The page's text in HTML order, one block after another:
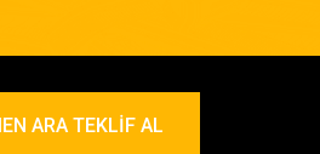
ARA TEKLIF AL